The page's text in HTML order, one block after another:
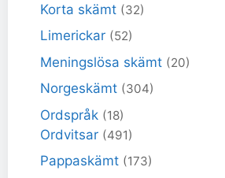
Korta skämt (32)
Limerickar (52)
Meningslösa skämt (20)
Norgeskämt (304)
Ordspråk (18)
Ordvitsar (491)
Pappaskämt (173)